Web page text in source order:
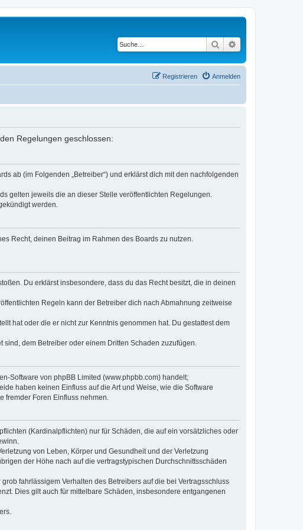
Suche
Anmelden
Registrieren
Regelungen geschlossen:
ab (im Folgenden „Betreiber“) und erklärst dich mit den nachfolgenden
gelten jeweils die an dieser Stelle veröffentlichten Regelungen.
werden.
Recht, deinen Beitrag im Rahmen des Boards zu nutzen.
Du erklärst insbesondere, dass du das Recht besitzt, die in deinen
Regeln kann der Betreiber dich nach Abmahnung zeitweise
hat oder die er nicht zur Kenntnis genommen hat. Du gestattest dem
dem Betreiber oder einem Dritten Schaden zuzufügen.
Software von phpBB Limited (www.phpbb.com) handelt;
haben keinen Einfluss auf die Art und Weise, wie die Software
fremder Foren Einfluss nehmen.
(Kardinalpflichten) nur für Schäden, die auf ein vorsätzliches oder
von Leben, Körper und Gesundheit und der Verletzung
der Höhe nach auf die vertragstypischen Durchschnittsschäden
fahrlässigem Verhalten des Betreibers auf die bei Vertragsschluss
Dies gilt auch für mittelbare Schäden, insbesondere entgangenen